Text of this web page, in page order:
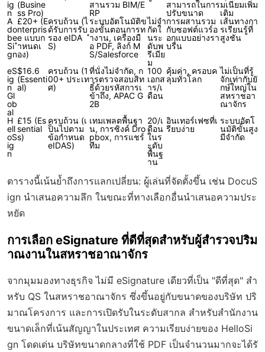
ig
n
(Busine
ss Pro)
สานรวม BIM/E
RP
สามารถในการ
ปรับขนาด
มเนียมเพิ่ม
เติม
A
do
be
Si
gn
£20+ (E
nterpris
e แบบก
ำหนดเ
อง)
ครบถ้วน (ไ
ด้รับการรับ
รอง eIDA
S)
ระบบอัตโนมัติข
องขั้นตอนการท
ำงาน, เครื่องมื
อ PDF, ลิงก์ M
S/Salesforce
ไม่จำ
กัดใ
นระ
ดับพ
รีเมีย
ม
การผสานรวม
กับซอฟต์แวร์อ
อกแบบอย่างรา
บรื่น
เส้นทางกา
รเรียนรู้ที่
สูงชัน
eS
ig
n
Gl
ob
al
$16.6
(Essenti
al)
ครบถ้วน (1
00+ ประเท
ศ)
ที่นั่งไม่จำกัด, ก
ารตรวจสอบสิท
ธิ์ด้วยรหัสการเ
ข้าถึง, APAC G
2B
100
เอกส
าร/เ
ดือน
คุ้มค่า, ครอบค
ลุมทั่วโลก
ไม่เป็นที่รู้
จักเท่ากับยั
กษ์ใหญ่ใน
สหราชอา
ณาจักร
H
ell
oS
ig
n
£15 (Es
sential
s)
ครบถ้วน (เ
ป็นไปตาม
ข้อกำหนด
eIDAS)
เทมเพลตพื้นฐา
น, การซิงค์ Dro
pbox, การแชร์
ทีม
20/เ
ดือน
ในร
ะดับ
พื้นฐ
าน
อินเทอร์เฟซที่เ
รียบง่าย
ระบบอัตโ
นมัติขั้นสูง
มีจำกัด
ตารางนี้เน้นย้ำถึงการแลกเปลี่ยน: ผู้เล่นที่จัดตั้งขึ้น เช่น DocuS
ign นำเสนอความลึก ในขณะที่ทางเลือกอื่นนำเสนอความประ
หยัด
การเลือก eSignature ที่ดีที่สุดสำหรับผู้สำรวจปริม
าณงานในสหราชอาณาจักร
จากมุมมองทางธุรกิจ ไม่มี eSignature เดียวที่เป็น "ดีที่สุด" สำ
หรับ QS ในสหราชอาณาจักร ซึ่งขึ้นอยู่กับขนาดของบริษัท ปริ
มาณโครงการ และการเปิดรับในระดับสากล สำหรับสำนักงาน
ขนาดเล็กที่เน้นสัญญาในประเทศ ความเรียบง่ายของ HelloSi
gn โดดเด่น บริษัทขนาดกลางที่ใช้ PDF เป็นจำนวนมากจะได้รั